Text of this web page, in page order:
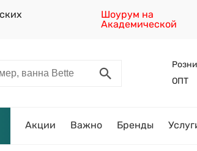
Шоурум на
Академической
ОПТ
Акции Важно Бренды